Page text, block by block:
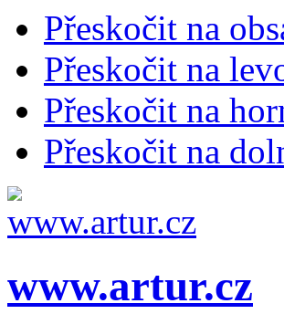
Přeskočit na
Přeskočit na
Přeskočit na
Přeskočit na
www.artur.cz